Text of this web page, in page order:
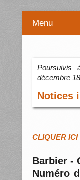
Menu
Poursuivis
décembre
Notices
CLIQUER ICI
Barbier -
Numéro